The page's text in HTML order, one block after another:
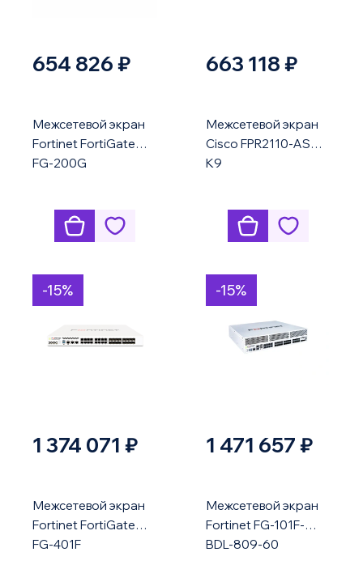
654 826 ₽
Межсетевой экран
Fortinet FortiGate
FG-200G
663 118 ₽
Межсетевой экран
Cisco FPR2110-ASA-
K9
-15%
1 374 071 ₽
Межсетевой экран
Fortinet FortiGate
FG-401F
-15%
1 471 657 ₽
Межсетевой экран
Fortinet FG-101F-
BDL-809-60